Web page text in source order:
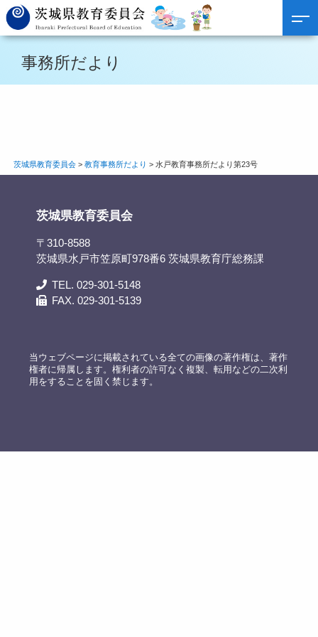
事務所だより
茨城県教育委員会> 教育事務所だより > 水戸教育事務所だより第23号
茨城県教育委員会
〒310-8588
茨城県水戸市笠原町978番6 茨城県教育庁総務課
TEL. 029-301-5148
FAX. 029-301-5139
当ウェブページに掲載されている全ての画像の著作権は、著作
権者に帰属します。権利者の許可なく複製、転用などの二次利
用をすることを固く禁じます。